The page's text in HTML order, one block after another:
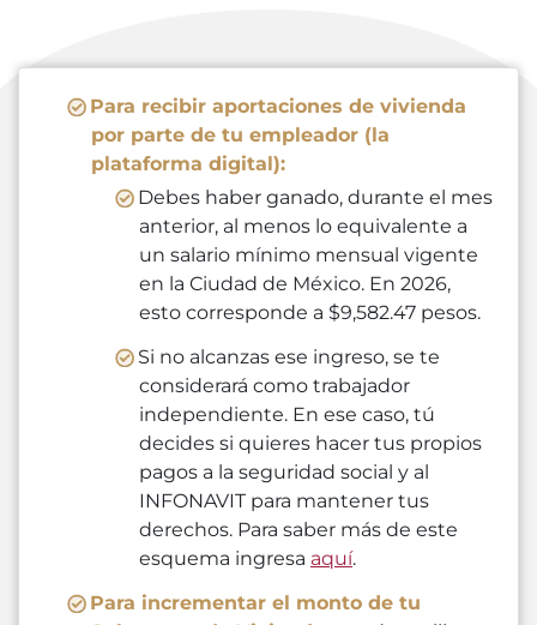
Para recibir aportaciones de vivienda
por parte de tu empleador (la
plataforma digital):
Debes haber ganado, durante el mes
anterior, al menos lo equivalente a
un salario mínimo mensual vigente
en la Ciudad de México. En 2026,
esto corresponde a $9,582.47 pesos.
Si no alcanzas ese ingreso, se te
considerará como trabajador
independiente. En ese caso, tú
decides si quieres hacer tus propios
pagos a la seguridad social y al
INFONAVIT para mantener tus
derechos. Para saber más de este
esquema ingresa aquí.
Para incrementar el monto de tu